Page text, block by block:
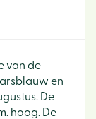
van de
en
De
hoog. De